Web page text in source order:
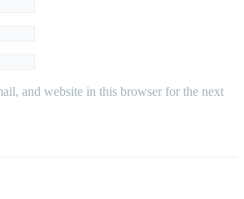
and website in this browser for the next